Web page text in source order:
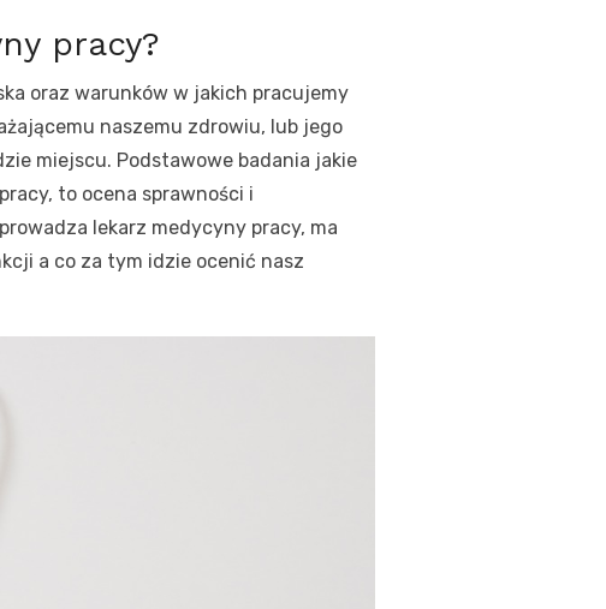
pracy?
oraz warunków w jakich pracujemy
naszemu zdrowiu, lub jego
miejscu. Podstawowe badania jakie
to ocena sprawności i
lekarz medycyny pracy, ma
a co za tym idzie ocenić nasz